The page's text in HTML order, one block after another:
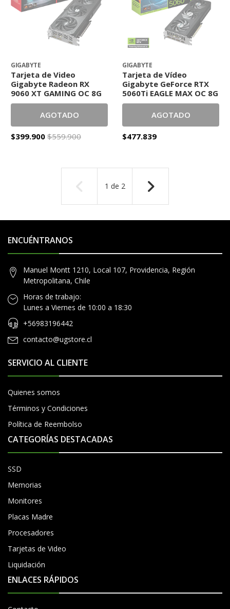
GIGABYTE
Tarjeta de Video
Gigabyte Radeon RX
9060 XT GAMING OC 8G
AGOTADO
$399.900 $559.900
GIGABYTE
Tarjeta de Vídeo
Gigabyte GeForce RTX
5060Ti EAGLE MAX OC 8G
AGOTADO
$477.839
1 de 2
ENCUÉNTRANOS
Manuel Montt 1210, Local 107, Providencia, Región
Metropolitana, Chile
Horas de trabajo:
Lunes a Viernes de 10:00 a 18:30
+56983196442
contacto@ugstore.cl
SERVICIO AL CLIENTE
Quienes somos
Términos y Condiciones
Política de Reembolso
CATEGORÍAS DESTACADAS
SSD
Memorias
Monitores
Placas Madre
Procesadores
Tarjetas de Video
Liquidación
ENLACES RÁPIDOS